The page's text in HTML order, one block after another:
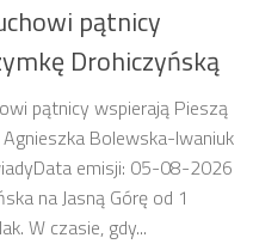
pątnicy
Drohiczyńską
pątnicy wspierają Pieszą
Bolewska-Iwaniuk
emisji: 05-08-2026
na Jasną Górę od 1
W czasie, gdy...